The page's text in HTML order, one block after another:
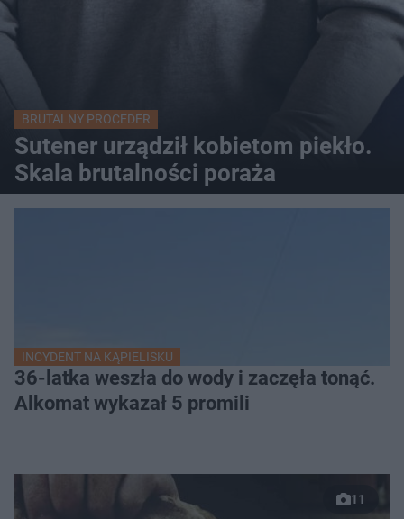
BRUTALNY PROCEDER
Sutener urządził kobietom piekło.
Skala brutalności poraża
INCYDENT NA KĄPIELISKU
36-latka weszła do wody i zaczęła tonąć.
Alkomat wykazał 5 promili
11